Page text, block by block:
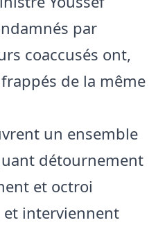
par
coaccusés ont,
de la même
un ensemble
détournement
et octroi
et interviennent